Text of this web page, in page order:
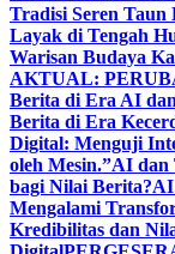
Tradisi Seren Taun
Layak di Tengah
Warisan Budaya
AKTUAL:
Berita di Era AI
Berita di Era
Digital: Menguji
oleh Mesin.”AI dan
bagi Nilai Berita?AI
Mengalami
Kredibilitas dan